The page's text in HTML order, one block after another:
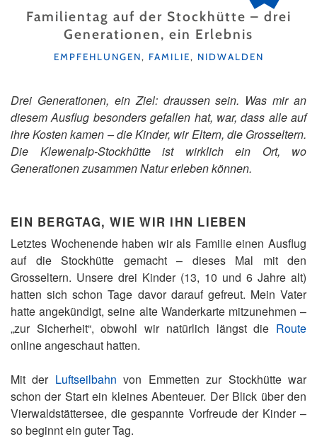
Familientag auf der Stockhütte – drei
Generationen, ein Erlebnis
KATEGORIEN
EMPFEHLUNGEN, FAMILIE, NIDWALDEN
Drei Generationen, ein Ziel: draussen sein. Was mir an
diesem Ausflug besonders gefallen hat, war, dass alle auf
ihre Kosten kamen – die Kinder, wir Eltern, die Grosseltern.
Die Klewenalp-Stockhütte ist wirklich ein Ort, wo
Generationen zusammen Natur erleben können.
EIN BERGTAG, WIE WIR IHN LIEBEN
Letztes Wochenende haben wir als Familie einen Ausflug
auf die Stockhütte gemacht – dieses Mal mit den
Grosseltern. Unsere drei Kinder (13, 10 und 6 Jahre alt)
hatten sich schon Tage davor darauf gefreut. Mein Vater
hatte angekündigt, seine alte Wanderkarte mitzunehmen –
„zur Sicherheit“, obwohl wir natürlich längst die Route
online angeschaut hatten.
Mit der Luftseilbahn von Emmetten zur Stockhütte war
schon der Start ein kleines Abenteuer. Der Blick über den
Vierwaldstättersee, die gespannte Vorfreude der Kinder –
so beginnt ein guter Tag.